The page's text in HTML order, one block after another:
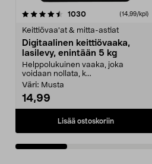
1030arvostelut(14,99/kpl)
Keittiövaa'at & mitta-astiat
Digitaalinen keittiövaaka,
lasilevy, enintään 5 kg
Helppolukuinen vaaka, joka
voidaan nollata, k...
Väri: Musta
14,99
Lisää ostoskoriin
4.5 viidestä